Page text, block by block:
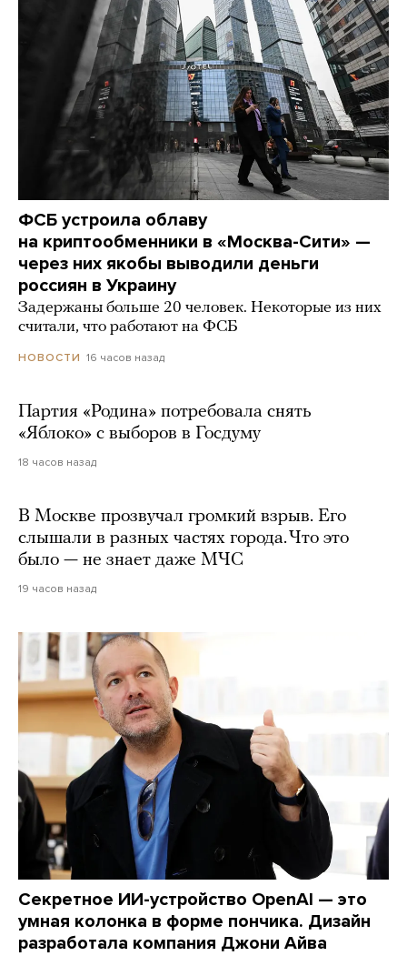
ФСБ устроила облаву
на криптообменники в «Москва-Сити» —
через них якобы выводили деньги
россиян в Украину
Задержаны больше 20 человек. Некоторые из них
считали, что работают на ФСБ
НОВОСТИ 16 часов назад
Партия «Родина» потребовала снять
«Яблоко» с выборов в Госдуму
18 часов назад
В Москве прозвучал громкий взрыв. Его
слышали в разных частях города. Что это
было — не знает даже МЧС
19 часов назад
Секретное ИИ-устройство OpenAI — это
умная колонка в форме пончика. Дизайн
разработала компания Джони Айва